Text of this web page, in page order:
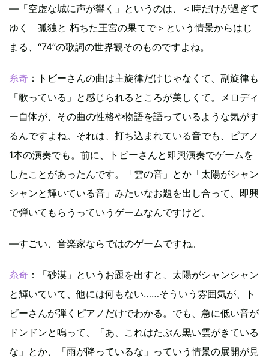
—「空虚な城に声が響く」というのは、＜時だけが過ぎて
ゆく 孤独と 朽ちた王宮の果てで＞という情景からはじ
まる、“74”の歌詞の世界観そのものですよね。
糸奇 ：トビーさんの曲は主旋律だけじゃなくて、副旋律も
「歌っている」と感じられるところが美しくて。メロディ
ー自体が、その曲の性格や物語を語っているような気がす
るんですよね。それは、打ち込まれている音でも、ピアノ
1本の演奏でも。前に、トビーさんと即興演奏でゲームを
したことがあったんです。「雲の音」とか「太陽がシャン
シャンと輝いている音」みたいなお題を出し合って、即興
で弾いてもらうっていうゲームなんですけど。
—すごい、音楽家ならではのゲームですね。
糸奇 ：「砂漠」というお題を出すと、太陽がシャンシャン
と輝いていて、他には何もない……そういう雰囲気が、ト
ビーさんが弾くピアノだけでわかる。でも、急に低い音が
ドンドンと鳴って、「あ、これはたぶん黒い雲がきている
な」とか、「雨が降っているな」っていう情景の展開が見